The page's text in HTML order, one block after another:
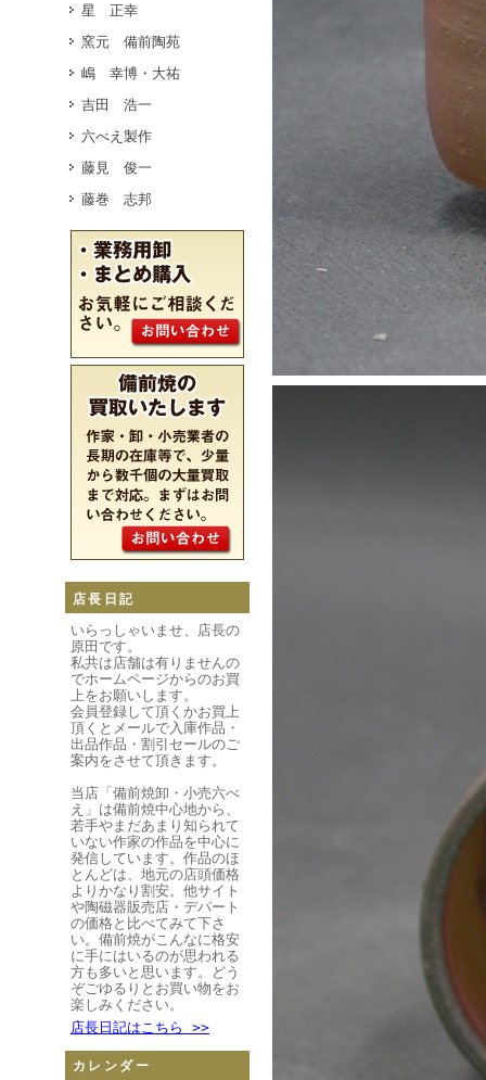
星 正幸
窯元 備前陶苑
嶋 幸博・大祐
吉田 浩一
六べえ製作
藤見 俊一
藤巻 志邦
店長日記
いらっしゃいませ、店長の
原田です。
私共は店舗は有りませんの
でホームページからのお買
上をお願いします。
会員登録して頂くかお買上
頂くとメールで入庫作品・
出品作品・割引セールのご
案内をさせて頂きます。
当店「備前焼卸・小売六べ
え」は備前焼中心地から、
若手やまだあまり知られて
いない作家の作品を中心に
発信しています。作品のほ
とんどは、地元の店頭価格
よりかなり割安。他サイト
や陶磁器販売店・デパート
の価格と比べてみて下さ
い。備前焼がこんなに格安
に手にはいるのが思われる
方も多いと思います。どう
ぞごゆるりとお買い物をお
楽しみください。
店長日記はこちら >>
カレンダー